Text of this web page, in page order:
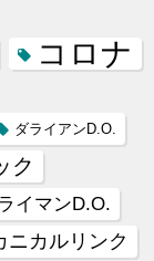
コロナ
ダライアンD.O.
ク
イマンD.O.
ニカルリンク